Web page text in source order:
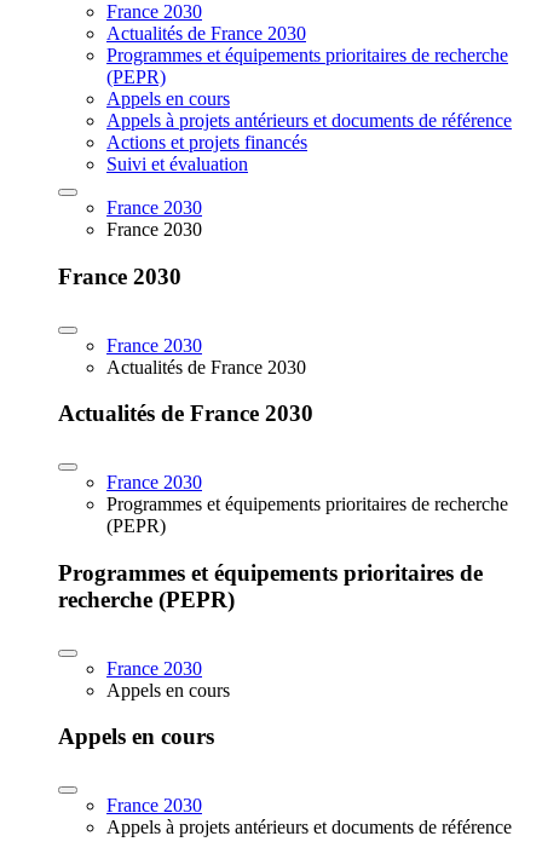
France 2030
Actualités de France 2030
Programmes et équipements prioritaires de recherche
(PEPR)
Appels en cours
Appels à projets antérieurs et documents de référence
Actions et projets financés
Suivi et évaluation
France 2030
France 2030
France 2030
France 2030
Actualités de France 2030
Actualités de France 2030
France 2030
Programmes et équipements prioritaires de recherche
(PEPR)
Programmes et équipements prioritaires de
recherche (PEPR)
France 2030
Appels en cours
Appels en cours
France 2030
Appels à projets antérieurs et documents de référence